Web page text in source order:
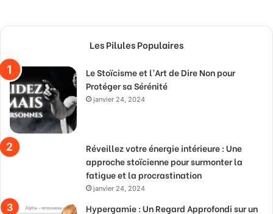
Les Pilules Populaires
Le Stoïcisme et l’Art de Dire Non pour
Protéger sa Sérénité
janvier 24, 2024
Réveillez votre énergie intérieure : Une
approche stoïcienne pour surmonter la
fatigue et la procrastination
janvier 24, 2024
Hypergamie : Un Regard Approfondi sur un